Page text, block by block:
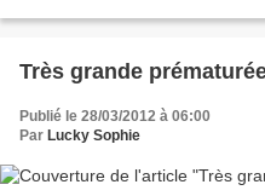
Très grande
Publié le 28/03/2012 à 06:00
Par Lucky Sophie